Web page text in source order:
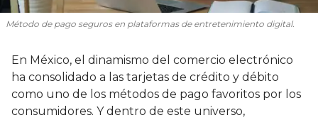
Método de pago seguros en plataformas de entretenimiento digital.
En México, el dinamismo del comercio electrónico
ha consolidado a las tarjetas de crédito y débito
como uno de los métodos de pago favoritos por los
consumidores. Y dentro de este universo,